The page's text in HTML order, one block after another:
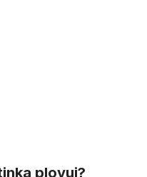
plovui?